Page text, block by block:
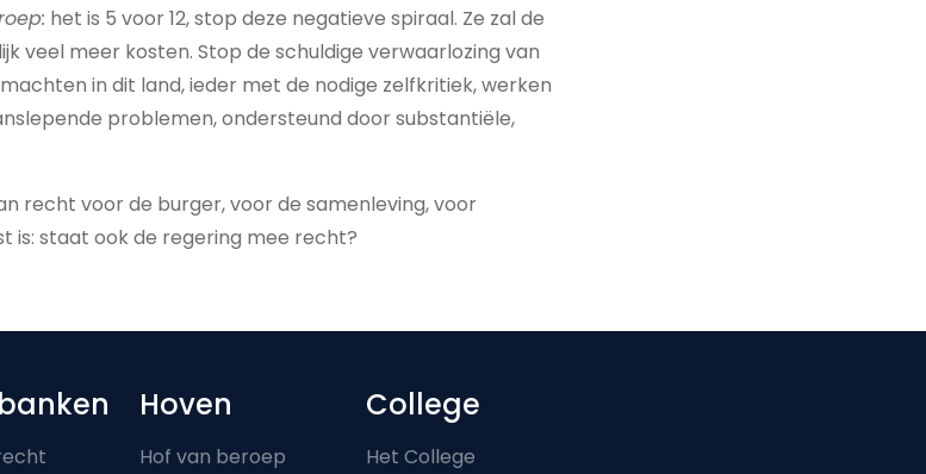
het is 5 voor 12, stop deze negatieve spiraal. Ze zal de
veel meer kosten. Stop de schuldige verwaarlozing van
in dit land, ieder met de nodige zelfkritiek, werken
problemen, ondersteund door substantiële,
recht voor de burger, voor de samenleving, voor
is: staat ook de regering mee recht?
menu
Hoven
Hof van beroep
College
Het College